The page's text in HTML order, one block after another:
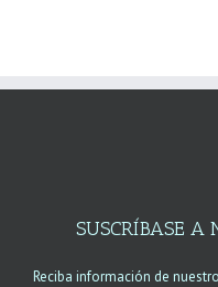
SUSCRÍBASE A
Reciba información de